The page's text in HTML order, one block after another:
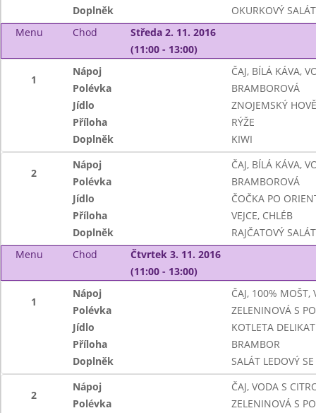
Doplněk
OKURKOVÝ SALÁT
Menu
Chod
Středa 2. 11. 2016
(11:00 - 13:00)
1
Nápoj
ČAJ, BÍLÁ KÁVA,
Polévka
BRAMBOROVÁ
Jídlo
ZNOJEMSKÝ
Příloha
RÝŽE
Doplněk
KIWI
2
Nápoj
ČAJ, BÍLÁ KÁVA,
Polévka
BRAMBOROVÁ
Jídlo
ČOČKA PO
Příloha
VEJCE, CHLÉB
Doplněk
RAJČATOVÝ SALÁT
Menu
Chod
Čtvrtek 3. 11. 2016
(11:00 - 13:00)
1
Nápoj
ČAJ, 100% MOŠT,
Polévka
ZELENINOVÁ S
Jídlo
KOTLETA
Příloha
BRAMBOR
Doplněk
SALÁT LEDOVÝ
2
Nápoj
ČAJ, VODA S
Polévka
ZELENINOVÁ S